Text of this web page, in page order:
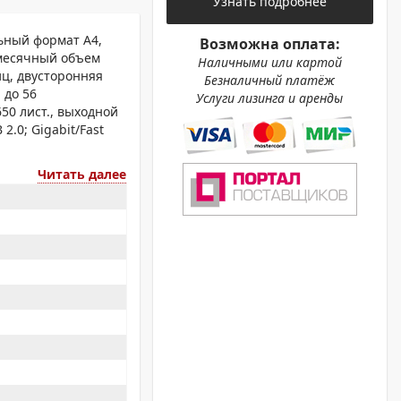
формат A4,
объем
двусторонняя
до 56
лист., выходной
2.0; Gigabit/Fast
Читать далее
Возможна оплата:
Наличными или картой
Безналичный платёж
Услуги лизинга и аренды